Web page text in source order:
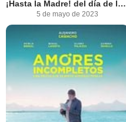
¡Hasta la Madre! del día de las madres
5 de mayo de 2023